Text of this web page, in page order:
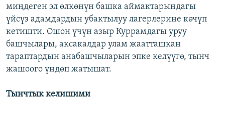
миңдеген эл өлкөнүн башка аймактарындагы
үйсүз адамдардын убактылуу лагерлерине көчүп
кетишти. Ошон үчүн азыр Куррамдагы уруу
башчылары, аксакалдар улам жаатташкан
тараптардын анабашчыларын эпке келүүгө, тынч
жашоого үндөп жатышат.
Тынчтык келишими